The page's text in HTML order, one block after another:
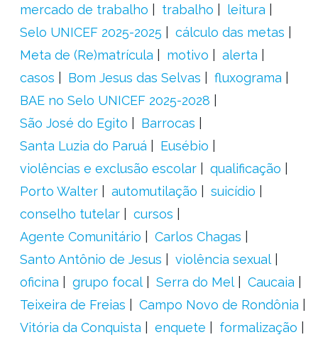
mercado de trabalho
trabalho
leitura
Selo UNICEF 2025-2025
cálculo das metas
Meta de (Re)matrícula
motivo
alerta
casos
Bom Jesus das Selvas
fluxograma
BAE no Selo UNICEF 2025-2028
São José do Egito
Barrocas
Santa Luzia do Paruá
Eusébio
violências e exclusão escolar
qualificação
Porto Walter
automutilação
suicídio
conselho tutelar
cursos
Agente Comunitário
Carlos Chagas
Santo Antônio de Jesus
violência sexual
oficina
grupo focal Serra do Mel
Caucaia
Teixeira de Freias
Campo Novo de Rondônia
Vitória da Conquista
enquete
formalização